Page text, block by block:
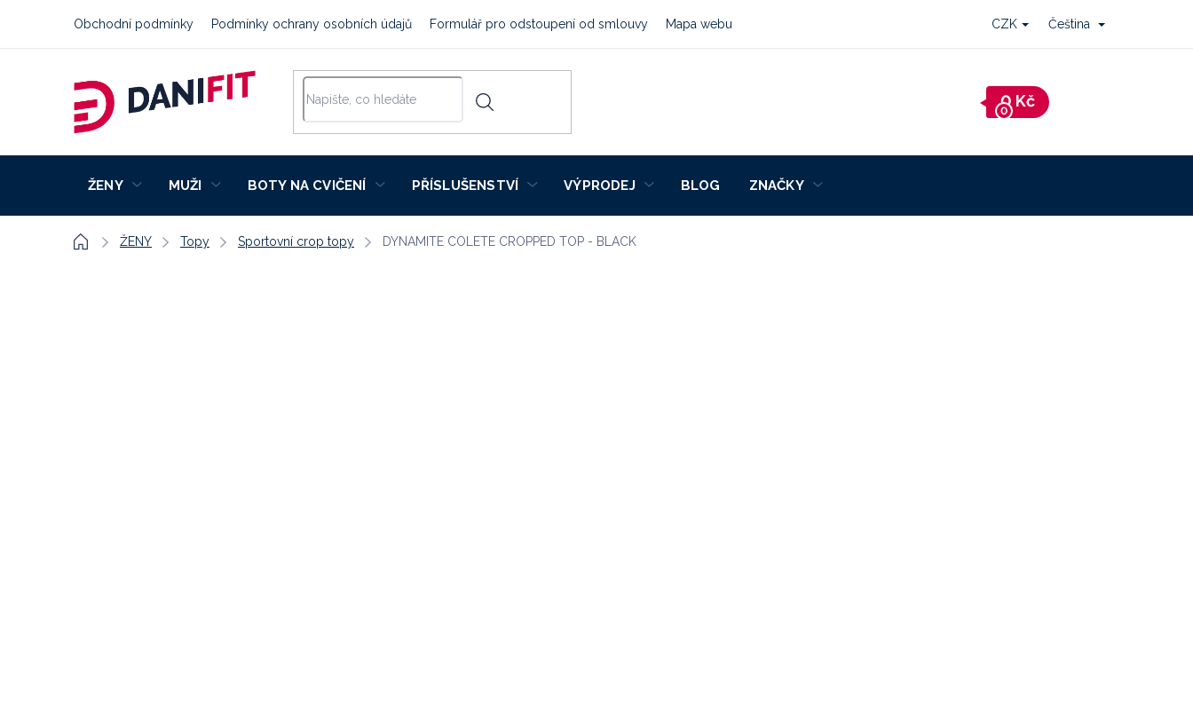
Obchodní podmínky Podmínky ochrany osobních údajů Formulář pro odstoupení od smlouvy Mapa webu CZK Čeština
Nákupní
košík
ŽENY MUŽI BOTY NA CVIČENÍ PŘÍSLUŠENSTVÍ VÝPRODEJ BLOG ZNAČKY
DomůŽENY Topy Sportovní crop topy DYNAMITE COLETE CROPPED TOP - BLACK